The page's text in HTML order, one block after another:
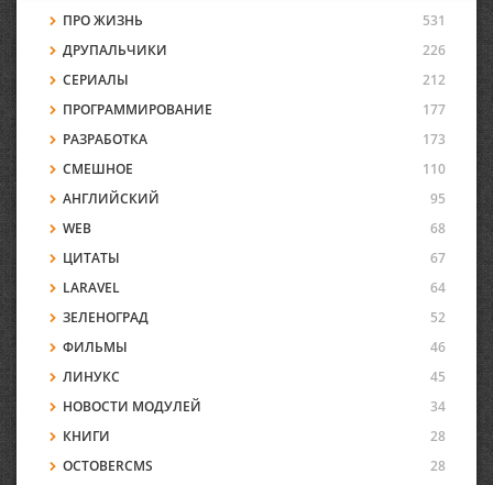
ПРО ЖИЗНЬ
531
ДРУПАЛЬЧИКИ
226
СЕРИАЛЫ
212
ПРОГРАММИРОВАНИЕ
177
РАЗРАБОТКА
173
СМЕШНОЕ
110
АНГЛИЙСКИЙ
95
WEB
68
ЦИТАТЫ
67
LARAVEL
64
ЗЕЛЕНОГРАД
52
ФИЛЬМЫ
46
ЛИНУКС
45
НОВОСТИ МОДУЛЕЙ
34
КНИГИ
28
OCTOBERCMS
28